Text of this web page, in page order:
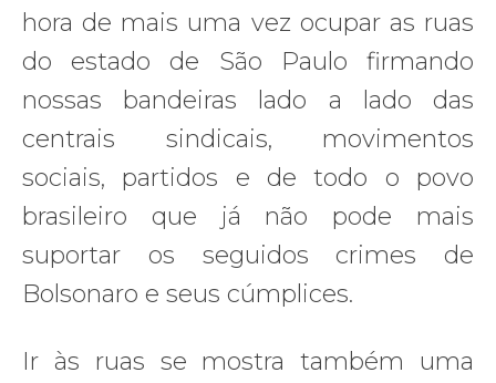
hora de mais uma vez ocupar as ruas
do estado de São Paulo firmando
nossas bandeiras lado a lado das
centrais sindicais, movimentos
sociais, partidos e de todo o povo
brasileiro que já não pode mais
suportar os seguidos crimes de
Bolsonaro e seus cúmplices.
Ir às ruas se mostra também uma